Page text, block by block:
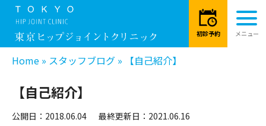
Home » スタッフブログ » 【自己紹介】
【自己紹介】
公開日：2018.06.04 最終更新日：2021.06.16